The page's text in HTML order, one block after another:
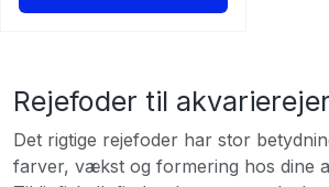
Rejefoder til akvarierejer
Det rigtige rejefoder har stor
farver, vækst og formering hos dine